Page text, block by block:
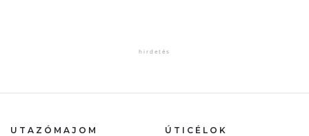
UTAZÓMAJOM ÚTICÉLOK